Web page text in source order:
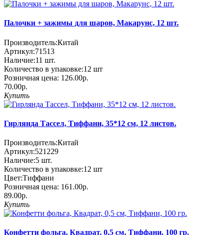
Палочки + зажимы для шаров, Макарунс, 12 шт.
Производитель:Китай
Артикул:71513
Наличие:11 шт.
Количество в упаковке:12 шт
Розничная цена: 126.00р.
70.00р.
Купить
Гирлянда Тассел, Тиффани, 35*12 см, 12 листов.
Производитель:Китай
Артикул:521229
Наличие:5 шт.
Количество в упаковке:12 шт
Цвет:Тиффани
Розничная цена: 161.00р.
89.00р.
Купить
Конфетти фольга, Квадрат, 0,5 см, Тиффани, 100 гр.